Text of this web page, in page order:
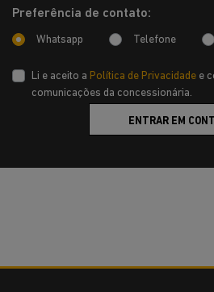
Preferência de contato:
Whatsapp Telefone
Li e aceito a Política de Privacidade e
comunicações da concessionária.
ENTRAR EM